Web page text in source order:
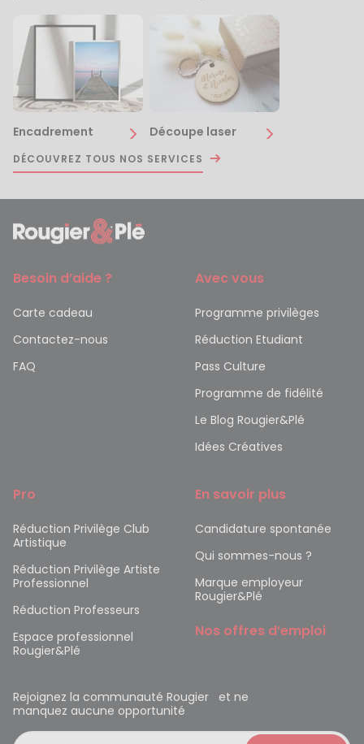
Encadrement Découpe laser
DÉCOUVREZ TOUS NOS SERVICES
Besoin d’aide ?
Carte cadeau
Contactez-nous
FAQ
Avec vous
Programme privilèges
Réduction Etudiant
Pass Culture
Programme de fidélité
Le Blog Rougier&Plé
Idées Créatives
Pro
Réduction Privilège Club
Artistique
Réduction Privilège Artiste
Professionnel
Réduction Professeurs
Espace professionnel
Rougier&Plé
En savoir plus
Candidature spontanée
Qui sommes-nous ?
Marque employeur
Rougier&Plé
Nos offres d’emploi
Rejoignez la communauté Rougier et ne
manquez aucune opportunité